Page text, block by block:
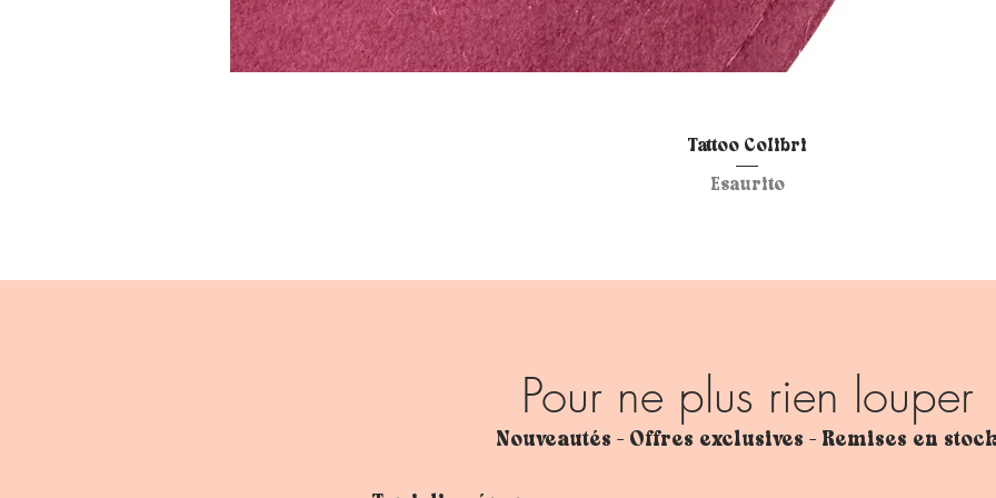
Vista rapida
Tattoo Colibri
Esaurito
Pour ne plus rien louper
Nouveautés - Offres exclusives - Remises en